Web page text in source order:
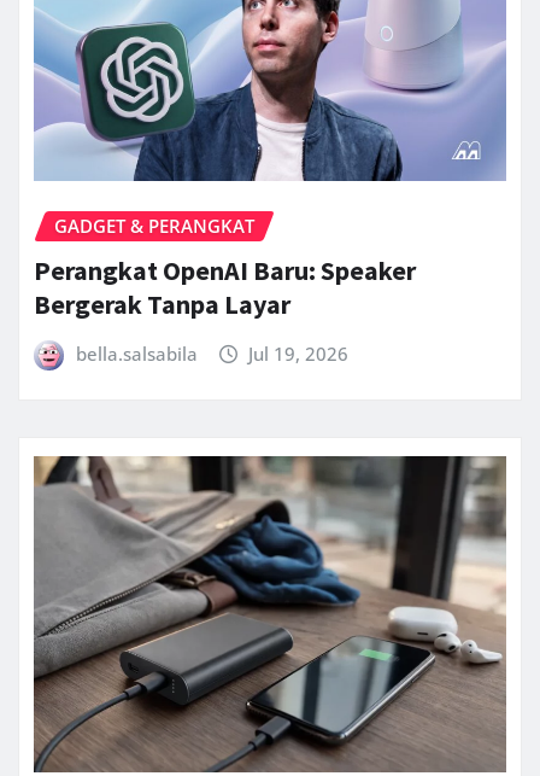
GADGET & PERANGKAT
Perangkat OpenAI Baru: Speaker
Bergerak Tanpa Layar
bella.salsabila Jul 19, 2026